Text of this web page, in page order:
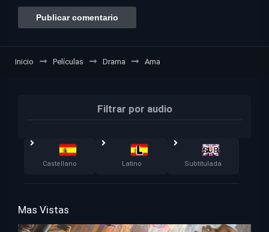
Inicio Películas Drama Ama
Filtrar por audio
Castellano Latino Subtitulada
Mas Vistas